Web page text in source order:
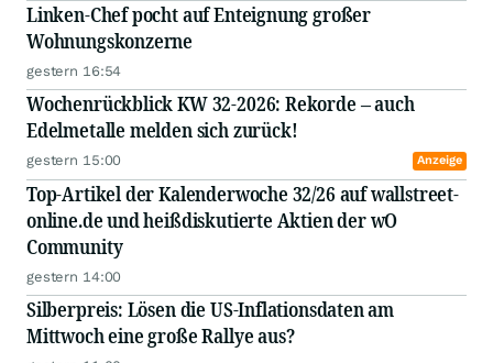
Linken-Chef pocht auf Enteignung großer
Wohnungskonzerne
gestern 16:54
Wochenrückblick KW 32-2026: Rekorde – auch
Edelmetalle melden sich zurück!
gestern 15:00 Anzeige
Top-Artikel der Kalenderwoche 32/26 auf wallstreet-
online.de und heißdiskutierte Aktien der wO
Community
gestern 14:00
Silberpreis: Lösen die US-Inflationsdaten am
Mittwoch eine große Rallye aus?